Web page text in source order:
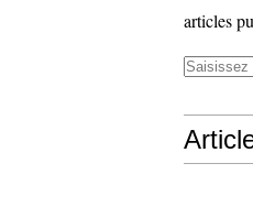
articles